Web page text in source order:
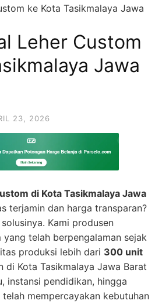
ke Kota Tasikmalaya Jawa
Leher Custom
Jawa
23, 2026
di Kota Tasikmalaya Jawa
terjamin dan harga transparan?
Kami produsen
yang telah berpengalaman sejak
produksi lebih dari 300 unit
di Kota Tasikmalaya Jawa Barat
instansi pendidikan, hingga
mempercayakan kebutuhan